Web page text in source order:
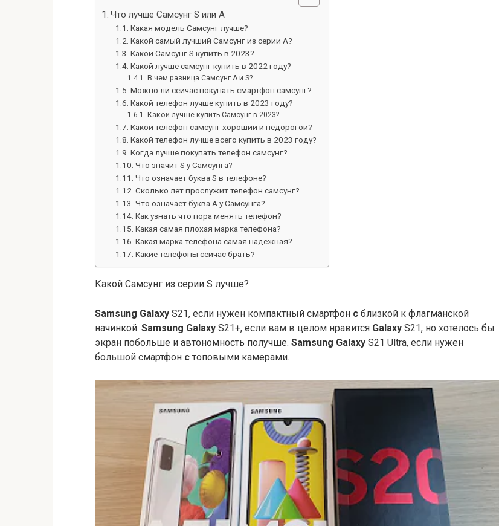
Что лучше Самсунг S или A
Какая модель Самсунг лучше?
Какой самый лучший Самсунг из серии А?
Какой Самсунг S купить в 2023?
Какой лучше самсунг купить в 2022 году?
В чем разница Самсунг А и S?
Можно ли сейчас покупать смартфон самсунг?
Какой телефон лучше купить в 2023 году?
Какой лучше купить Самсунг в 2023?
Какой телефон самсунг хороший и недорогой?
Какой телефон лучше всего купить в 2023 году?
Когда лучше покупать телефон самсунг?
Что значит S у Самсунга?
Что означает буква S в телефоне?
Сколько лет прослужит телефон самсунг?
Что означает буква А у Самсунга?
Как узнать что пора менять телефон?
Какая самая плохая марка телефона?
Какая марка телефона самая надежная?
Какие телефоны сейчас брать?
Какой Самсунг из серии S лучше?
Samsung Galaxy S21, если нужен компактный смартфон с близкой к флагманской
начинкой. Samsung Galaxy S21+, если вам в целом нравится Galaxy S21, но хотелось бы
экран побольше и автономность получше. Samsung Galaxy S21 Ultra, если нужен
большой смартфон с топовыми камерами.